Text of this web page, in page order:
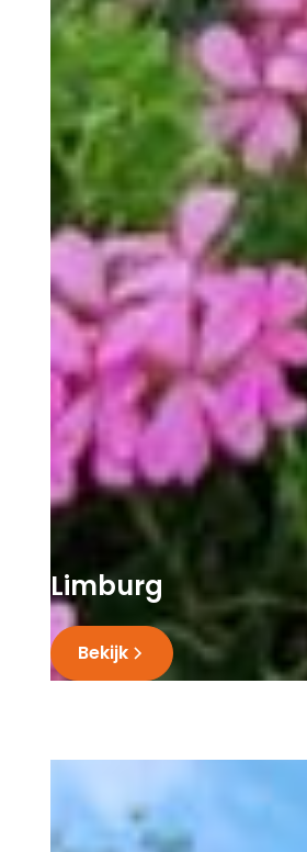
Limburg
Bekijk